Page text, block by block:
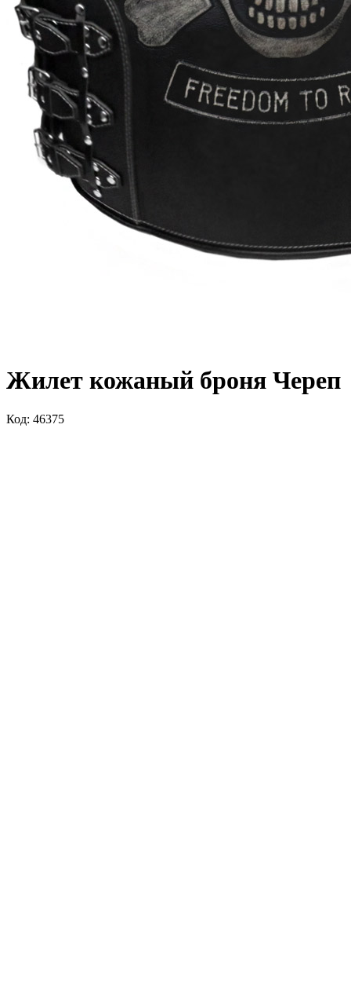
Жилет кожаный броня Череп
Код: 46375